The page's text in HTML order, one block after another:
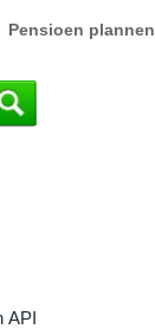
Pensioen plannen
API